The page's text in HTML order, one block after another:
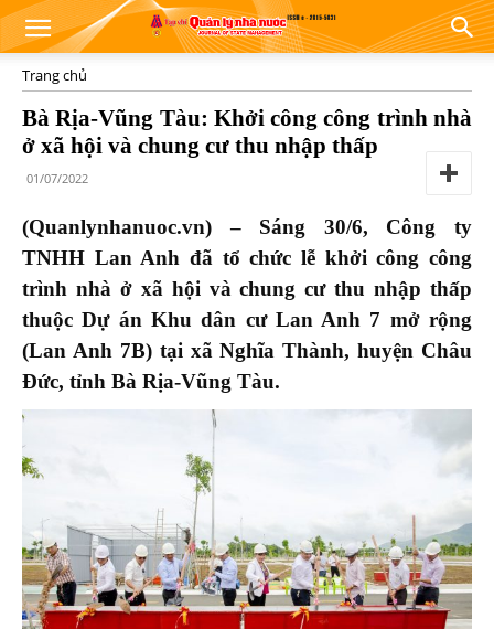
Trang chủ
Bà Rịa-Vũng Tàu: Khởi công công trình nhà
ở xã hội và chung cư thu nhập thấp
01/07/2022
(Quanlynhanuoc.vn) – Sáng 30/6, Công ty
TNHH Lan Anh đã tổ chức lễ khởi công công
trình nhà ở xã hội và chung cư thu nhập thấp
thuộc Dự án Khu dân cư Lan Anh 7 mở rộng
(Lan Anh 7B) tại xã Nghĩa Thành, huyện Châu
Đức, tỉnh Bà Rịa-Vũng Tàu.